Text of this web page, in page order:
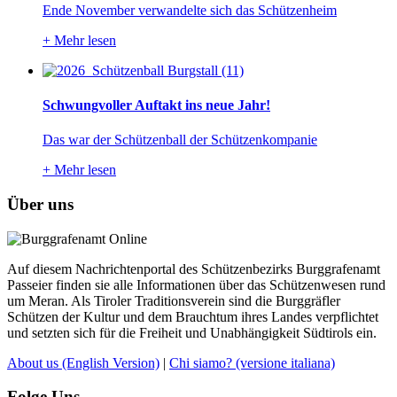
Ende November verwandelte sich das Schützenheim
+ Mehr lesen
Schwungvoller Auftakt ins neue Jahr!
Das war der Schützenball der Schützenkompanie
+ Mehr lesen
Über uns
Auf diesem Nachrichtenportal des Schützenbezirks Burggrafenamt
Passeier finden sie alle Informationen über das Schützenwesen rund
um Meran. Als Tiroler Traditionsverein sind die Burggräfler
Schützen der Kultur und dem Brauchtum ihres Landes verpflichtet
und setzten sich für die Freiheit und Unabhängigkeit Südtirols ein.
About us (English Version) | Chi siamo? (versione italiana)